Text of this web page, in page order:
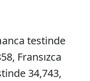
testinde
Fransızca
34,743,